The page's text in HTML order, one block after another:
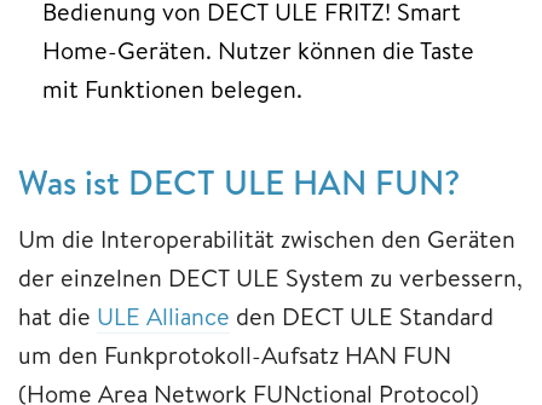
Bedienung von DECT ULE FRITZ! Smart
Home-Geräten. Nutzer können die Taste
mit Funktionen belegen.
Was ist DECT ULE HAN FUN?
Um die Interoperabilität zwischen den Geräten
der einzelnen DECT ULE System zu verbessern,
hat die ULE Alliance den DECT ULE Standard
um den Funkprotokoll-Aufsatz HAN FUN
(Home Area Network FUNctional Protocol)